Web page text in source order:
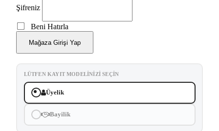
Şifreniz
Beni Hatırla
Mağaza Girişi Yap
LÜTFEN KAYIT MODELINIZI SEÇIN
Üyelik
Bayilik